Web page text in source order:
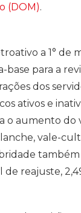
(DOM).
a 1° de
para a
dos
ativos e
o aumento do
vale-
reajuste,